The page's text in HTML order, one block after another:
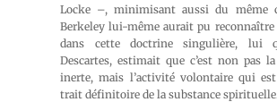
Locke –, minimisant aussi du même
Berkeley lui-même aurait pu reconnaître
dans cette doctrine singulière, lui
Descartes, estimait que c’est non pas
inerte, mais l’activité volontaire qui
trait définitoire de la substance